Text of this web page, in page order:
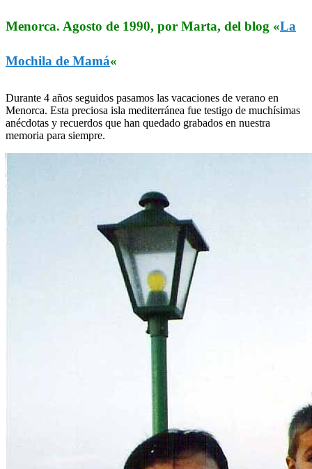
Menorca. Agosto de 1990, por Marta, del blog «La
Mochila de Mamá«
Durante 4 años seguidos pasamos las vacaciones de verano en
Menorca. Esta preciosa isla mediterránea fue testigo de muchísimas
anécdotas y recuerdos que han quedado grabados en nuestra
memoria para siempre.